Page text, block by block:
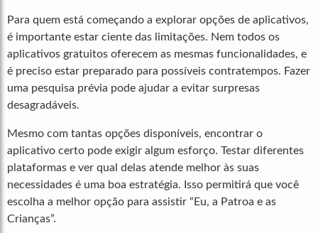
Para quem está começando a explorar opções de aplicativos,
é importante estar ciente das limitações. Nem todos os
aplicativos gratuitos oferecem as mesmas funcionalidades, e
é preciso estar preparado para possíveis contratempos. Fazer
uma pesquisa prévia pode ajudar a evitar surpresas
desagradáveis.
Mesmo com tantas opções disponíveis, encontrar o
aplicativo certo pode exigir algum esforço. Testar diferentes
plataformas e ver qual delas atende melhor às suas
necessidades é uma boa estratégia. Isso permitirá que você
escolha a melhor opção para assistir “Eu, a Patroa e as
Crianças”.